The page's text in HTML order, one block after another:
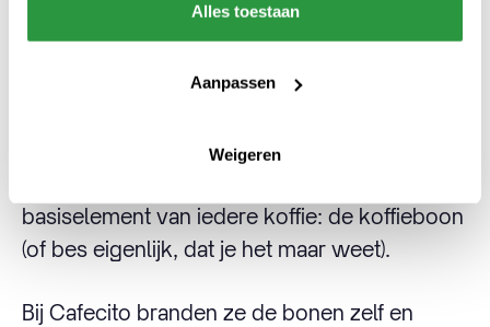
Alles toestaan
Aanpassen
Weigeren
gezet kopje dat voldoet aan jouw smaak, dan
minimalistische design aan de Meent zeker
vooral geen extreme combinaties à la
basiselement van iedere koffie: de koffieboon
(of bes eigenlijk, dat je het maar weet).
Bij Cafecito branden ze de bonen zelf en